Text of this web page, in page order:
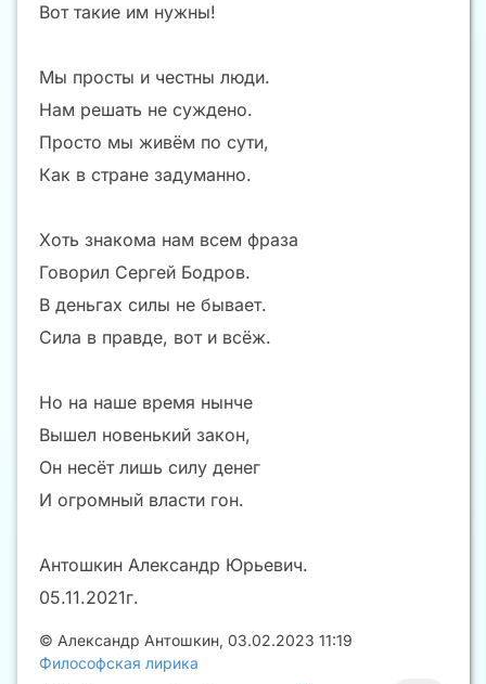
Вот такие им нужны!
Мы просты и честны люди.
Нам решать не суждено.
Просто мы живём по сути,
Как в стране задуманно.
Хоть знакома нам всем фраза
Говорил Сергей Бодров.
В деньгах силы не бывает.
Сила в правде, вот и всёж.
Но на наше время нынче
Вышел новенький закон,
Он несёт лишь силу денег
И огромный власти гон.
Антошкин Александр Юрьевич.
05.11.2021г.
© Александр Антошкин, 03.02.2023 11:19
Философская лирика